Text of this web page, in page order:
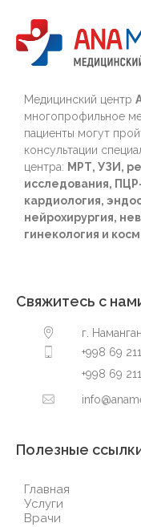
Медицинский центр
многопрофильное
пациенты могут
консультации
центра: МРТ, УЗИ,
исследования,
кардиология,
нейрохирургия,
гинекология и
Свяжитесь с
г.
+998 69
+998 69
Полезные
Главная
Услуги
Врачи